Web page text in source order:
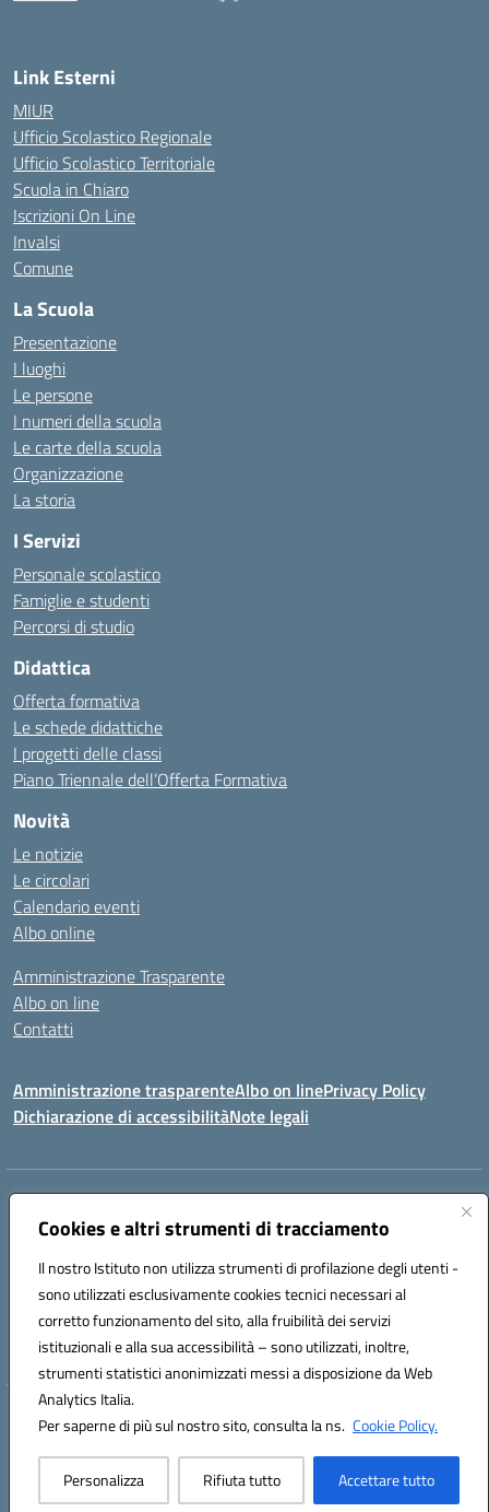
Cookies e altri strumenti di tracciamento
Il nostro Istituto non utilizza strumenti di profilazione degli utenti -
sono utilizzati esclusivamente cookies tecnici necessari al
corretto funzionamento del sito, alla fruibilità dei servizi
istituzionali e alla sua accessibilità – sono utilizzati, inoltre,
strumenti statistici anonimizzati messi a disposizione da Web
Analytics Italia.
Per saperne di più sul nostro sito, consulta la ns. Cookie Policy.
Personalizza Rifiuta tutto Accettare tutto
Link Esterni
MIUR
Ufficio Scolastico Regionale
Ufficio Scolastico Territoriale
Scuola in Chiaro
Iscrizioni On Line
Invalsi
Comune
La Scuola
Presentazione
I luoghi
Le persone
I numeri della scuola
Le carte della scuola
Organizzazione
La storia
I Servizi
Personale scolastico
Famiglie e studenti
Percorsi di studio
Didattica
Offerta formativa
Le schede didattiche
I progetti delle classi
Piano Triennale dell’Offerta Formativa
Novità
Le notizie
Le circolari
Calendario eventi
Albo online
Amministrazione Trasparente
Albo on line
Contatti
Amministrazione trasparenteAlbo on linePrivacy Policy
Dichiarazione di accessibilitàNote legali
Indirizzo:
Centralino:078170786 Email:caic875002@istruzione.it
Codice fiscale: 90027700922
Codice meccanografico:
CAIC875002
Codice unico di fatturazione (CUF): UFVRG0
Hosting & Powered by 3D Solution S.r.l.
Concept & Design by Designers Italia